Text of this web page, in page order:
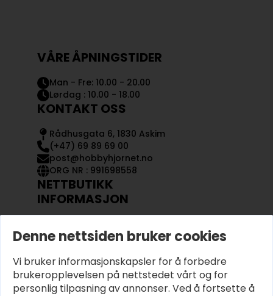
VÅRE ÅPNINGSTIDER
Man - Fre: 10.00 - 20.00
Lørdag : 10.00 - 18.00
KONTAKT OSS
Rådhusgata 6, 1830 Askim
(+47) 69 89 69 00
post@hobbyhjornet.no
ORG NR : 991698558
NETTBUTIKK
INFORMASJON
OM OSS
KJØPSVILKÅR OG BETINGELSER
PERSONVERN
Denne nettsiden bruker cookies
Vi bruker informasjonskapsler for å forbedre
brukeropplevelsen på nettstedet vårt og for
personlig tilpasning av annonser. Ved å fortsette å